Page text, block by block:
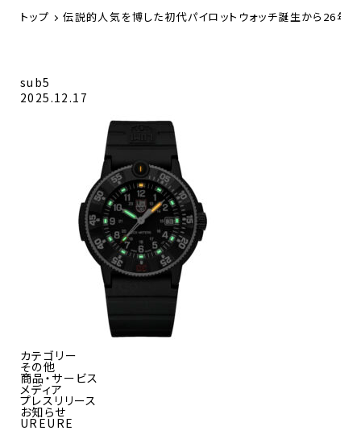
トップ 伝説的人気を博した初代パイロットウォッチ誕生から26年
sub5
2025.12.17
カテゴリー
その他
商品・サービス
メディア
プレスリリース
お知らせ
UREURE